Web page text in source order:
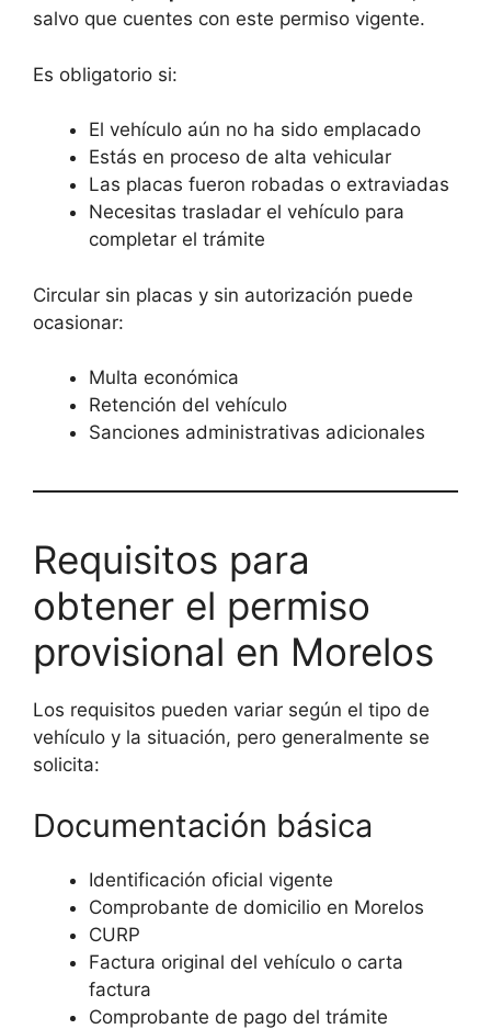
salvo que cuentes con este permiso vigente.
Es obligatorio si:
El vehículo aún no ha sido emplacado
Estás en proceso de alta vehicular
Las placas fueron robadas o extraviadas
Necesitas trasladar el vehículo para
completar el trámite
Circular sin placas y sin autorización puede
ocasionar:
Multa económica
Retención del vehículo
Sanciones administrativas adicionales
Requisitos para
obtener el permiso
provisional en Morelos
Los requisitos pueden variar según el tipo de
vehículo y la situación, pero generalmente se
solicita:
Documentación básica
Identificación oficial vigente
Comprobante de domicilio en Morelos
CURP
Factura original del vehículo o carta
factura
Comprobante de pago del trámite